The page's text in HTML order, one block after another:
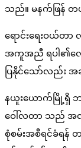
သည်။ မနက်ဖြန်
ရောင်းရေးဝယ်တ
အကူအညီ ရပါ၏လေ
ပြနိုင်သော်လည်း အ
နယူးယောက်မြို့ရှိ
ဝေါ်လတာ သည် အ
စုံစမ်းအစီရင်ခံရန်